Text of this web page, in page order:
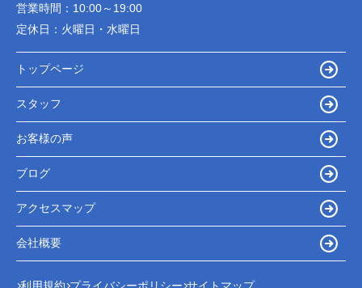
営業時間： 10:00～19:00
定休日： 火曜日・水曜日
トップページ
スタッフ
お客様の声
ブログ
アクセスマップ
会社概要
利用規約 プライバシーポリシー サイトマップ